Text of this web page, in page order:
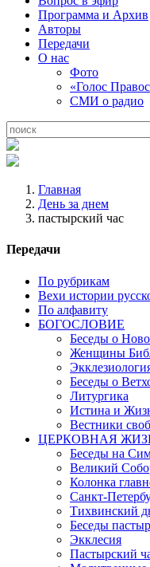
Программа и Архив
Авторы
Передачи
О нас
Фото
«Голос
СМИ о радио
Главная
День за днем
пастырский час
Передачи
По рубрикам
Вехи истории
По алфавиту
БОГОСЛОВИЕ
Беседы о
Женщины
Беседы о
Литургика
Истина и
Вестники
ЦЕРКОВНАЯ
Беседы на
Великий
Колонка
Санкт-
Тихвинский
Беседы
Экклесия
Пастырский